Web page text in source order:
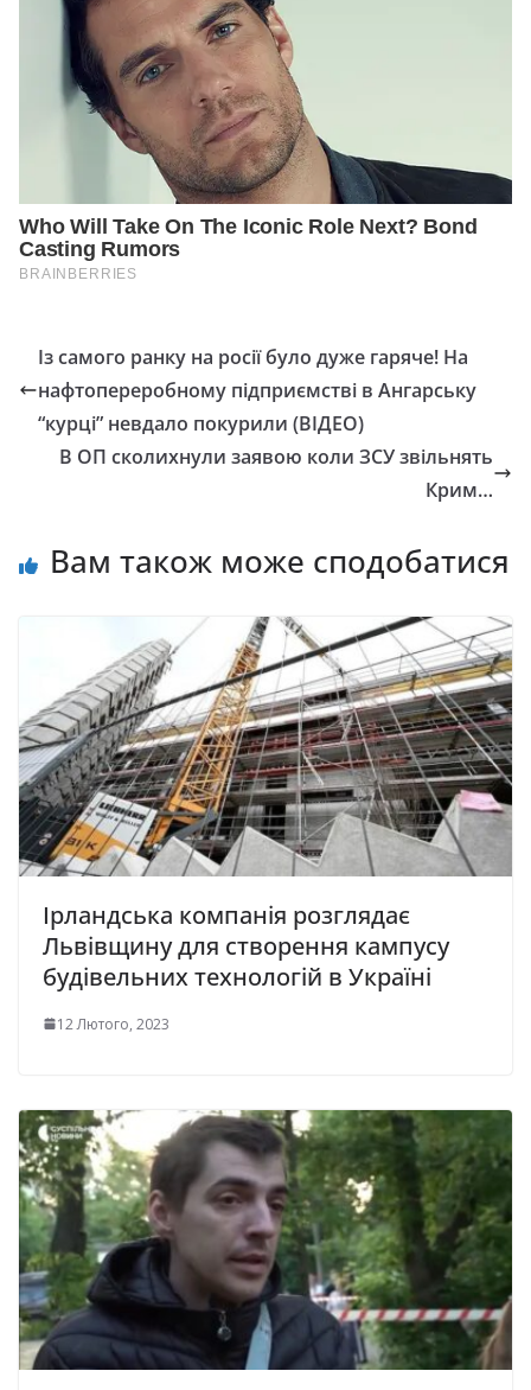
Із самого ранку на росії було дуже гаряче! На
нафтопереробному підприємстві в Ангарську
“курці” невдало покурили (ВІДЕО)
В ОП сколихнули заявою коли ЗСУ звільнять
Крим…
Вам також може сподобатися
Ірландська компанія розглядає
Львівщину для створення кампусу
будівельних технологій в Україні
12 Лютого, 2023